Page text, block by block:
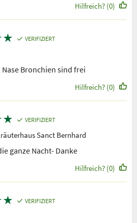
Hilfreich? (0)
★ VERIFIZIERT
Bronchien sind frei
Hilfreich? (0)
★ VERIFIZIERT
Sanct Bernhard
ganze Nacht- Danke
Hilfreich? (0)
★ VERIFIZIERT